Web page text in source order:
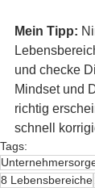
Mein Tipp:
und checke
Mindset und
richtig
schnell
Tags:
8 Lebensbereiche